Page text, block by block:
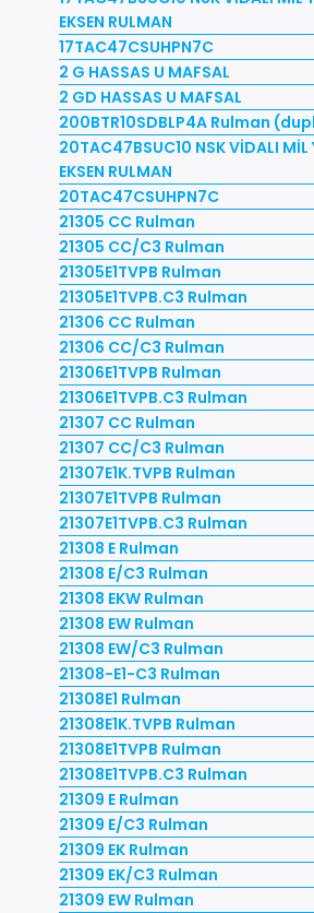
EKSEN RULMAN
17TAC47CSUHPN7C
2 G HASSAS U MAFSAL
2 GD HASSAS U MAFSAL
200BTR10SDBLP4A Rulman
20TAC47BSUC10 NSK VİDALI MİL
EKSEN RULMAN
20TAC47CSUHPN7C
21305 CC Rulman
21305 CC/C3 Rulman
21305E1TVPB Rulman
21305E1TVPB.C3 Rulman
21306 CC Rulman
21306 CC/C3 Rulman
21306E1TVPB Rulman
21306E1TVPB.C3 Rulman
21307 CC Rulman
21307 CC/C3 Rulman
21307E1K.TVPB Rulman
21307E1TVPB Rulman
21307E1TVPB.C3 Rulman
21308 E Rulman
21308 E/C3 Rulman
21308 EKW Rulman
21308 EW Rulman
21308 EW/C3 Rulman
21308-E1-C3 Rulman
21308E1 Rulman
21308E1K.TVPB Rulman
21308E1TVPB Rulman
21308E1TVPB.C3 Rulman
21309 E Rulman
21309 E/C3 Rulman
21309 EK Rulman
21309 EK/C3 Rulman
21309 EW Rulman